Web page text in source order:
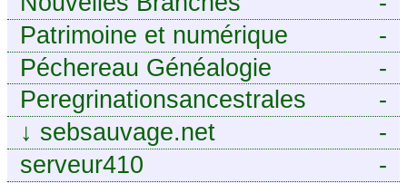
-
Patrimoine et numérique
-
Péchereau Généalogie
-
Peregrinationsancestrales
-
↓ sebsauvage.net
-
serveur410